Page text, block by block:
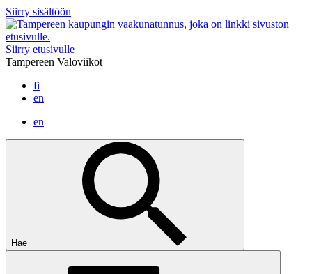
Siirry sisältöön
Siirry etusivulle
Tampereen Valoviikot
fi
en
en
Hae